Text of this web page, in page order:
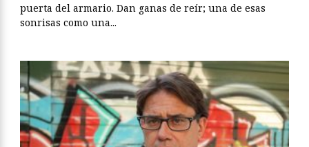
puerta del armario. Dan ganas de reír; una de esas
sonrisas como una...